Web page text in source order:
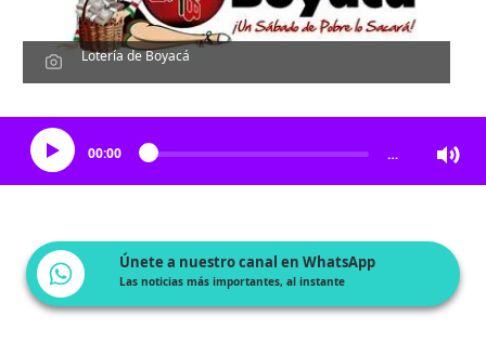
Lotería de Boyacá
00:00 …
Únete a nuestro canal en WhatsApp
Las noticias más importantes, al instante